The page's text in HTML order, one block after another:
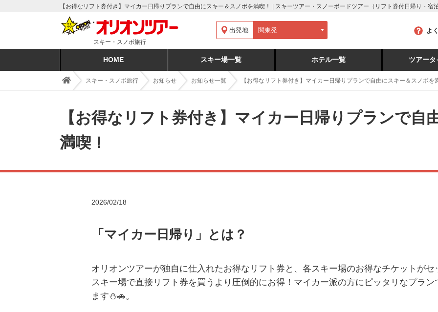
【お得なリフト券付き】マイカー日帰りプランで自由にスキー＆スノボを満喫！ | スキーツアー・スノーボードツアー（リフト券付日帰り・宿
スキー・スノボ旅行
よ
HOME スキー場一覧 ホテル一覧 ツアータ
出発地
スキー・スノボ旅行 お知らせ お知らせ一覧 【お得なリフト券付き】マイカー日帰りプランで自由にスキー＆スノボを
【お得なリフト券付き】マイカー日帰りプランで自
満喫！
2026/02/18
「マイカー日帰り」とは？
オリオンツアーが独自に仕入れたお得なリフト券 と、各スキー場のお得なチケット がセ
スキー場で直接リフト券を買うより 圧倒的にお得 ！マイカー派の方にピッタリなプラ
ます⛄🚗。